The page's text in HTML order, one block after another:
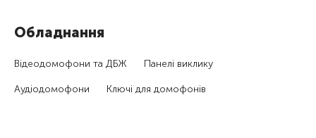
Обладнання
Відеодомофони та ДБЖ Панелі виклику
Аудіодомофони Ключі для домофонів